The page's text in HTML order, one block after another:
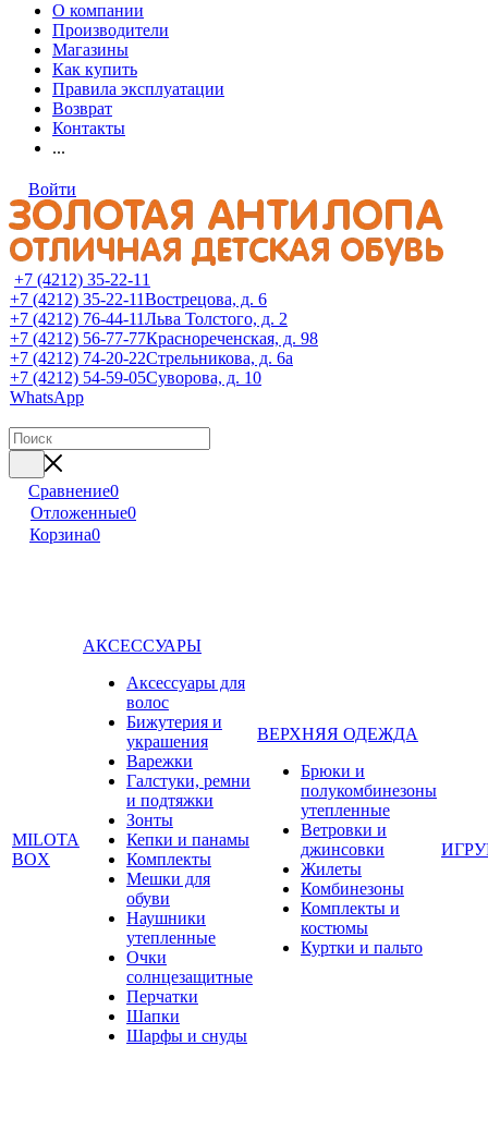
О компании
Производители
Магазины
Как купить
Правила эксплуатации
Возврат
Контакты
...
Войти
+7 (4212) 35-22-11
+7 (4212) 35-22-11Вострецова, д. 6
+7 (4212) 76-44-11Льва Толстого, д. 2
+7 (4212) 56-77-77Краснореченская, д. 98
+7 (4212) 74-20-22Стрельникова, д. 6а
+7 (4212) 54-59-05Суворова, д. 10
WhatsApp
Сравнение0
Отложенные0
Корзина0
MILOTA
BOX
АКСЕССУАРЫ
Аксессуары для
волос
Бижутерия и
украшения
Варежки
Галстуки, ремни
и подтяжки
Зонты
Кепки и панамы
Комплекты
Мешки для
обуви
Наушники
утепленные
Очки
солнцезащитные
Перчатки
Шапки
Шарфы и снуды
ВЕРХНЯЯ ОДЕЖДА
Брюки и
полукомбинезоны
утепленные
Ветровки и
джинсовки
Жилеты
Комбинезоны
Комплекты и
костюмы
Куртки и пальто